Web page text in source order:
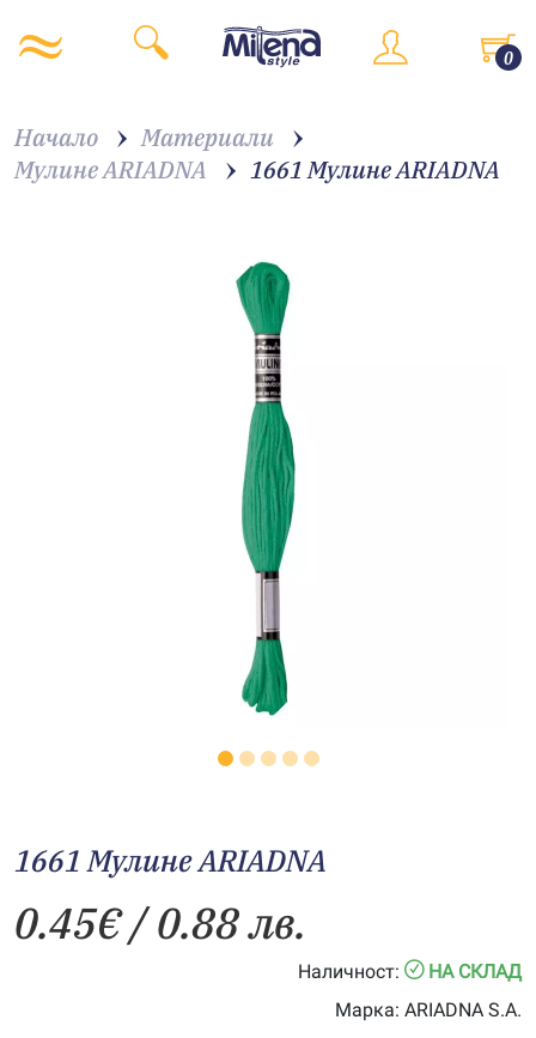
0
Начало
Материали
Мулине ARIADNA
1661 Мулине АRIADNA
1661 Мулине АRIADNA
0.45€/ 0.88 лв.
Наличност:
НА СКЛАД
Марка: ARIADNA S.A.